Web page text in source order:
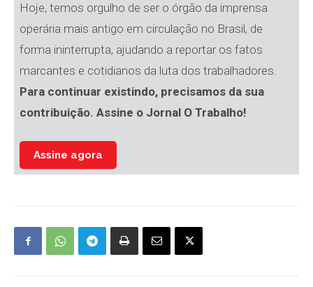
Hoje, temos orgulho de ser o órgão da imprensa
operária mais antigo em circulação no Brasil, de
forma ininterrupta, ajudando a reportar os fatos
marcantes e cotidianos da luta dos trabalhadores.
Para continuar existindo, precisamos da sua
contribuição. Assine o Jornal O Trabalho!
Assine agora